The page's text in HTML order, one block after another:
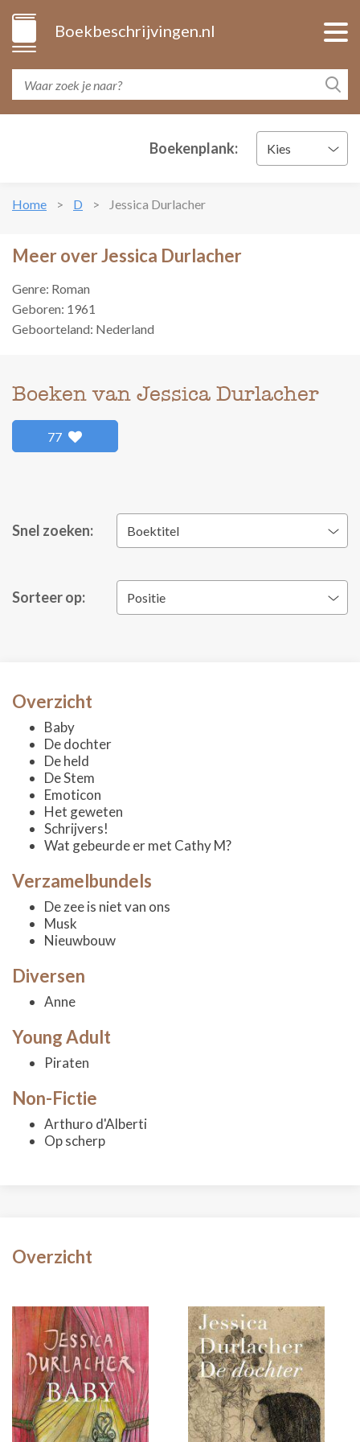
Boekbeschrijvingen.nl
Boekenplank: Kies
Home D Jessica Durlacher
Meer over Jessica Durlacher
Genre: Roman
Geboren: 1961
Geboorteland: Nederland
Boeken van Jessica Durlacher
77
Snel zoeken: Boektitel
Sorteer op: Positie
Overzicht
Baby
De dochter
De held
De Stem
Emoticon
Het geweten
Schrijvers!
Wat gebeurde er met Cathy M?
Verzamelbundels
De zee is niet van ons
Musk
Nieuwbouw
Diversen
Anne
Young Adult
Piraten
Non-Fictie
Arthuro d'Alberti
Op scherp
Overzicht